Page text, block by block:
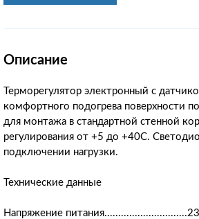
Описание
Терморегулятор электронный с
комфортного подогрева поверхности
для монтажа в стандартной стенной
регулирования от +5 до +40С.
подключении нагрузки.
Технические данные
Напряжение